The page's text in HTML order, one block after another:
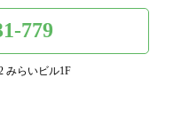
779
みらいビル1F